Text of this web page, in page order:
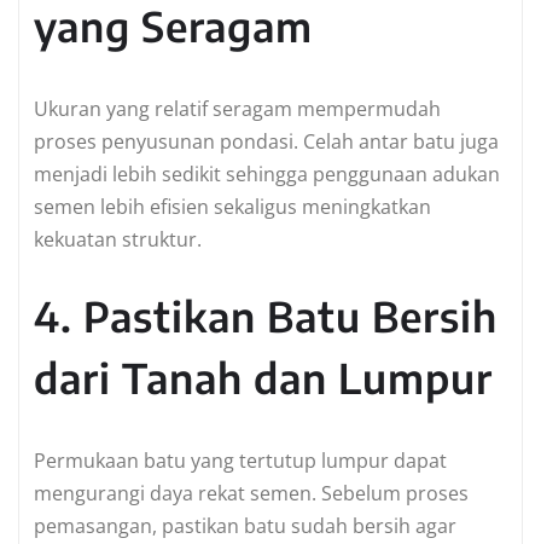
yang Seragam
Ukuran yang relatif seragam mempermudah
proses penyusunan pondasi. Celah antar batu juga
menjadi lebih sedikit sehingga penggunaan adukan
semen lebih efisien sekaligus meningkatkan
kekuatan struktur.
4. Pastikan Batu Bersih
dari Tanah dan Lumpur
Permukaan batu yang tertutup lumpur dapat
mengurangi daya rekat semen. Sebelum proses
pemasangan, pastikan batu sudah bersih agar